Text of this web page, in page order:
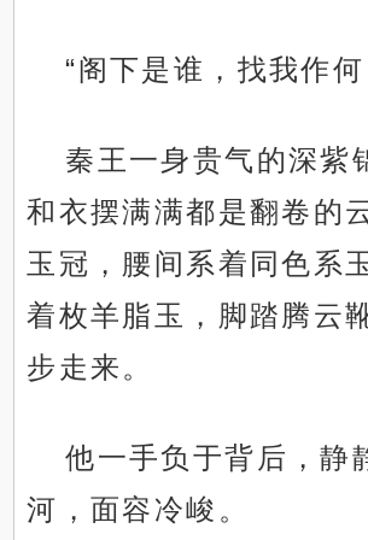
“阁下是谁，找我作何
秦王一身贵气的深紫
和衣摆满满都是翻卷的
玉冠，腰间系着同色系
着枚羊脂玉，脚踏腾云
步走来。
他一手负于背后，静
河，面容冷峻。